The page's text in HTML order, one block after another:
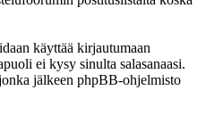
käyttää kirjautumaan
ei kysy sinulta salasanaasi.
jälkeen phpBB-ohjelmisto